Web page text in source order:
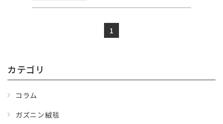
1
カテゴリ
コラム
ガズニン絨毯